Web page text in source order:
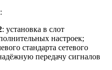
: установка в слот
настроек;
стандарта сетевого
передачу сигналов